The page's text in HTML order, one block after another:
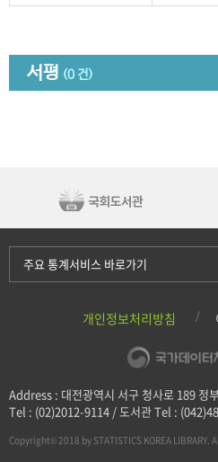
서평 (0 건)
개인정보처리방침
Address : 대전광역시 서구 청사로 189 정
Tel : (02)2012-9114 / 도서관 Tel :
Copyright© 2018 by STATISTICS KOREA LIBRARY.
주요 통계서비스 바로가기